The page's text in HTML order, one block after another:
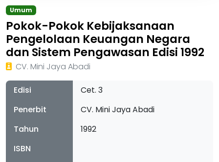
Umum
Pokok-Pokok Kebijaksanaan
Pengelolaan Keuangan Negara
dan Sistem Pengawasan Edisi 1992
CV. Mini Jaya Abadi
Edisi
Cet. 3
Penerbit
CV. Mini Jaya Abadi
Tahun
1992
ISBN